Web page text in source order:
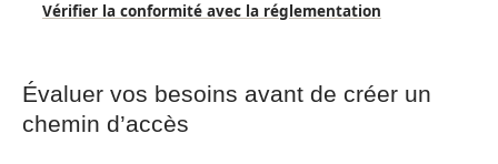
Vérifier la conformité avec la réglementation
Évaluer vos besoins avant de créer un
chemin d’accès